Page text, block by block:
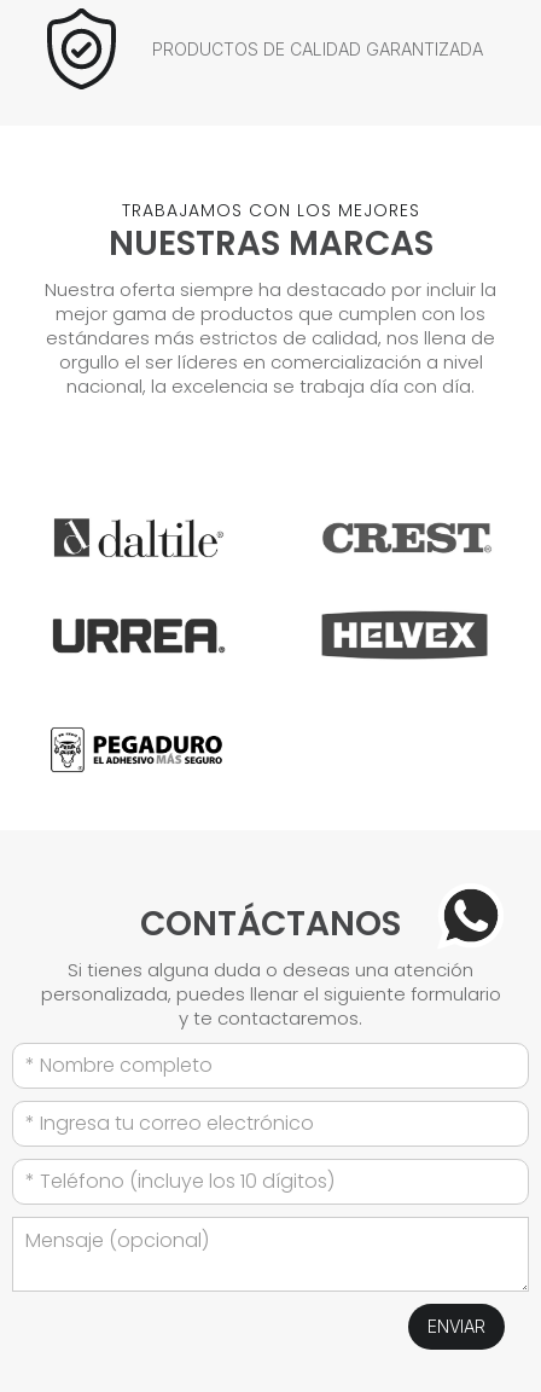
PRODUCTOS DE CALIDAD GARANTIZADA
TRABAJAMOS CON LOS MEJORES
NUESTRAS MARCAS
Nuestra oferta siempre ha destacado por incluir la
mejor gama de productos que cumplen con los
estándares más estrictos de calidad, nos llena de
orgullo el ser líderes en comercialización a nivel
nacional, la excelencia se trabaja día con día.
CONTÁCTANOS
Si tienes alguna duda o deseas una atención
personalizada, puedes llenar el siguiente formulario
y te contactaremos.